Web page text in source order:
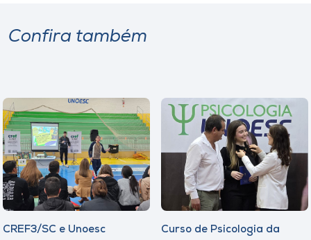
Confira também
CREF3/SC e Unoesc
Curso de Psicologia da